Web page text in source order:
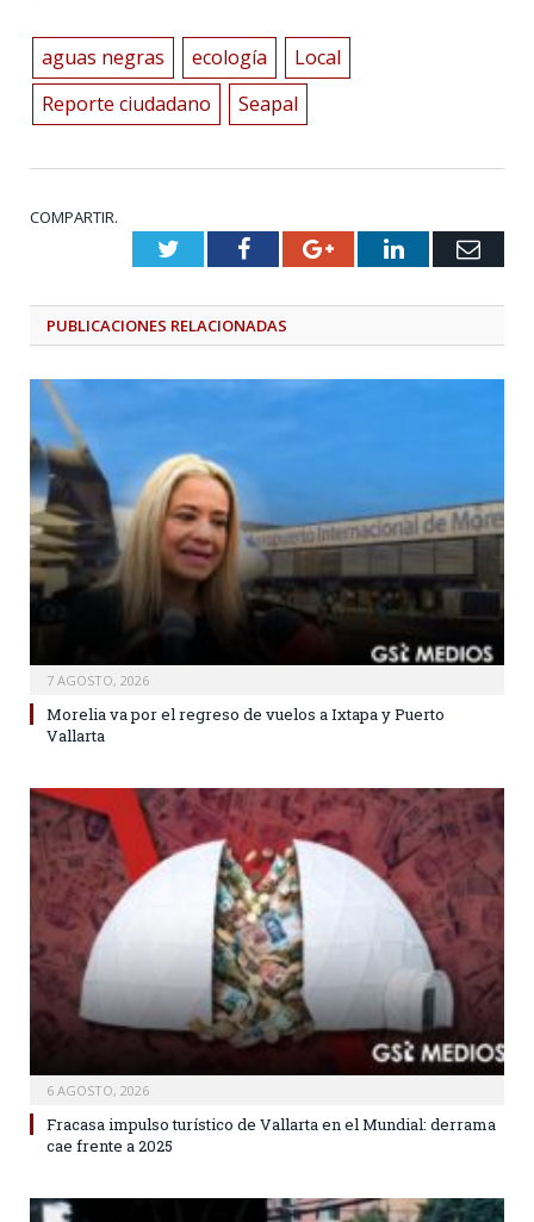
aguas negras ecología
Local
Reporte ciudadano
Seapal
COMPARTIR.
TwitterFacebookGoogle+LinkedIn
PUBLICACIONES RELACIONADAS
7 AGOSTO, 2026
Morelia va por el regreso de vuelos a Ixtapa y Puerto
Vallarta
6 AGOSTO, 2026
Fracasa impulso turístico de Vallarta en el Mundial: derrama
cae frente a 2025